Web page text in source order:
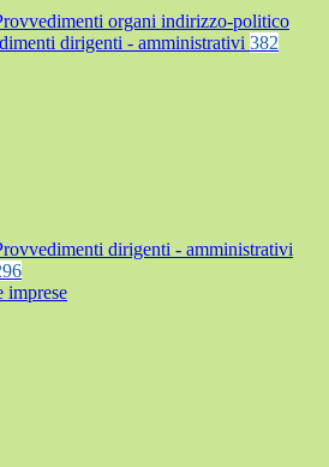
organi indirizzo-politico
dirigenti - amministrativi 382
dirigenti - amministrativi
imprese